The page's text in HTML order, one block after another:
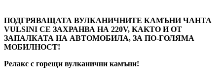
ПОДГРЯВАЩАТА ВУЛКАНИЧНИТЕ КАМЪНИ ЧАНТА
VULSINI СЕ ЗАХРАНВА НА 220V, KAKTО И ОТ
ЗАПАЛКАТА НА АВТОМОБИЛА, ЗА ПО-ГОЛЯМА
МОБИЛНОСТ!
Релакс с горещи вулканични камъни!